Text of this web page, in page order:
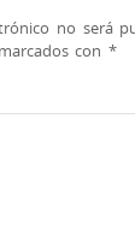
no será
con *